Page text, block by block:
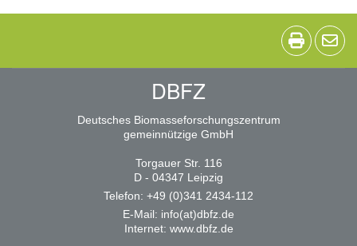
DBFZ
Deutsches Biomasseforschungszentrum
gemeinnützige GmbH
Torgauer Str. 116
D - 04347 Leipzig
Telefon: +49 (0)341 2434-112
E-Mail: info(at)dbfz.de
Internet: www.dbfz.de